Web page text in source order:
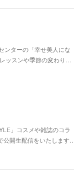
ンターの「幸せ美人にな
ッスンや季節の変わり…
」コスメや雑誌のコラ
公開生配信をいたします…